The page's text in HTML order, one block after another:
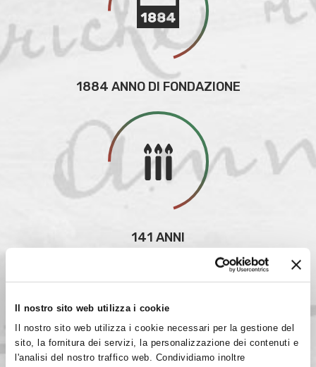
Il nostro sito web utilizza i cookie
Il nostro sito web utilizza i cookie necessari per la gestione del
sito, la fornitura dei servizi, la personalizzazione dei contenuti e
l'analisi del nostro traffico web. Condividiamo inoltre
1884 ANNO DI FONDAZIONE
141 ANNI